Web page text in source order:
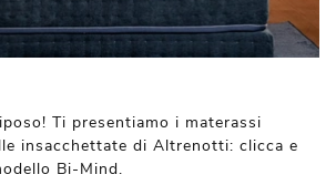
Ti presentiamo i materassi
insacchettate di Altrenotti: clicca e
Bi-Mind.